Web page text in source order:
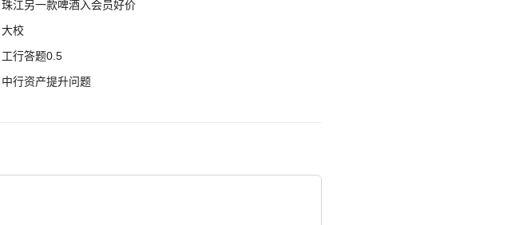
珠江另一款啤酒入会员好价
大校
工行答题0.5
中行资产提升问题